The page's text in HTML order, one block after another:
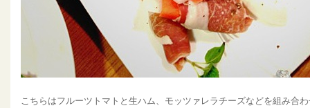
こちらはフルーツトマトと生ハム、モッツァレラチーズなどを組み合